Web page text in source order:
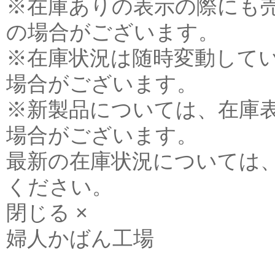
※在庫ありの表示の際にも
の場合がございます。
※在庫状況は随時変動して
場合がございます。
※新製品については、在庫
場合がございます。
最新の在庫状況については
ください。
閉じる ×
婦人かばん工場